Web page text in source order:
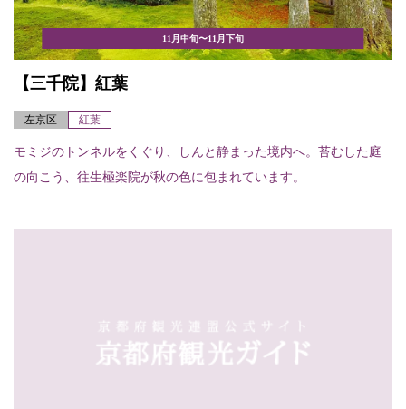
11月中旬〜11月下旬
【三千院】紅葉
左京区 紅葉
モミジのトンネルをくぐり、しんと静まった境内へ。苔むした庭
の向こう、往生極楽院が秋の色に包まれています。